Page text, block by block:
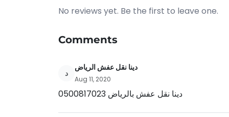
No reviews yet. Be the first to leave one.
Comments
د
دينا نقل عفش الرياض
Aug 11, 2020
دينا نقل عفش بالرياض 0500817023